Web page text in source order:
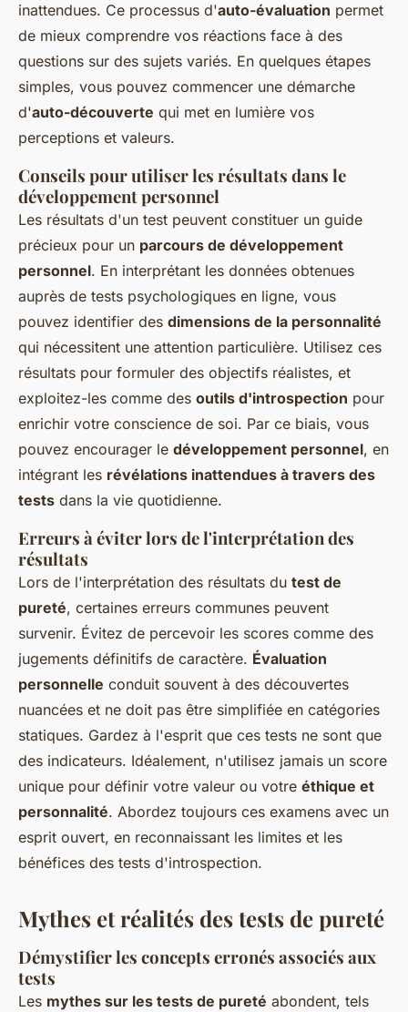
inattendues. Ce processus d'auto-évaluation permet
de mieux comprendre vos réactions face à des
questions sur des sujets variés. En quelques étapes
simples, vous pouvez commencer une démarche
d'auto-découverte qui met en lumière vos
perceptions et valeurs.
Conseils pour utiliser les résultats dans le
développement personnel
Les résultats d'un test peuvent constituer un guide
précieux pour un parcours de développement
personnel. En interprétant les données obtenues
auprès de tests psychologiques en ligne, vous
pouvez identifier des dimensions de la personnalité
qui nécessitent une attention particulière. Utilisez ces
résultats pour formuler des objectifs réalistes, et
exploitez-les comme des outils d'introspection pour
enrichir votre conscience de soi. Par ce biais, vous
pouvez encourager le développement personnel, en
intégrant les révélations inattendues à travers des
tests dans la vie quotidienne.
Erreurs à éviter lors de l'interprétation des
résultats
Lors de l'interprétation des résultats du test de
pureté, certaines erreurs communes peuvent
survenir. Évitez de percevoir les scores comme des
jugements définitifs de caractère. Évaluation
personnelle conduit souvent à des découvertes
nuancées et ne doit pas être simplifiée en catégories
statiques. Gardez à l'esprit que ces tests ne sont que
des indicateurs. Idéalement, n'utilisez jamais un score
unique pour définir votre valeur ou votre éthique et
personnalité. Abordez toujours ces examens avec un
esprit ouvert, en reconnaissant les limites et les
bénéfices des tests d'introspection.
Mythes et réalités des tests de pureté
Démystifier les concepts erronés associés aux
tests
Les mythes sur les tests de pureté abondent, tels